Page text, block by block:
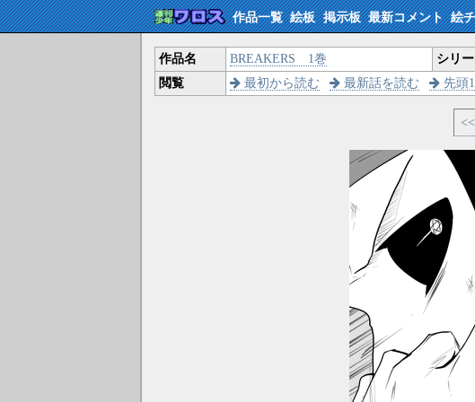
作品一覧 絵板 掲示板 最新コメント 絵
作品名 BREAKERS 1巻 シリ
閲覧
最初から読む 最新話を読む 先頭